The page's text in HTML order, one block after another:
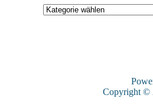
Copyright ©